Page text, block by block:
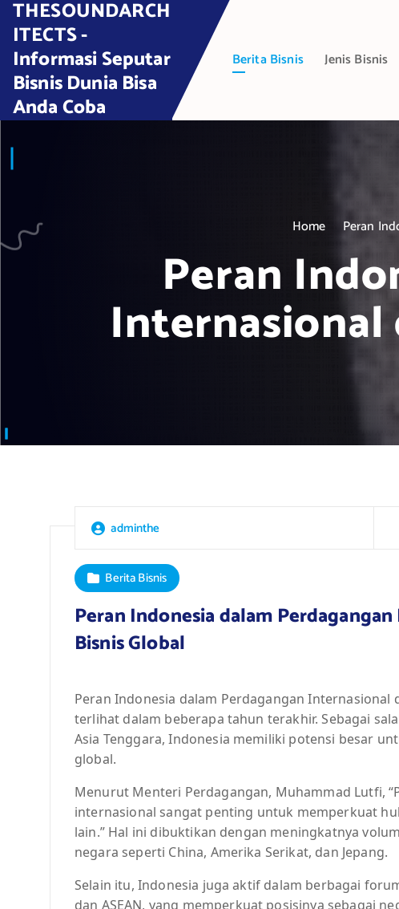
t
THESOUNDARCH
ITECTS -
Informasi Seputar
Bisnis Dunia Bisa
Anda Coba
Berita Bisnis Jenis Bisnis
Home Peran
Peran
Internasional
adminthe
Berita Bisnis
Peran Indonesia dalam
Bisnis Global
Peran Indonesia dalam Perdagangan Internasional
terlihat dalam beberapa tahun terakhir. Sebagai
Asia Tenggara, Indonesia memiliki potensi besar
global.
Menurut Menteri Perdagangan, Muhammad Lutfi,
internasional sangat penting untuk memperkuat
lain.” Hal ini dibuktikan dengan meningkatnya
negara seperti China, Amerika Serikat, dan Jepang.
Selain itu, Indonesia juga aktif dalam berbagai
dan ASEAN, yang memperkuat posisinya sebagai